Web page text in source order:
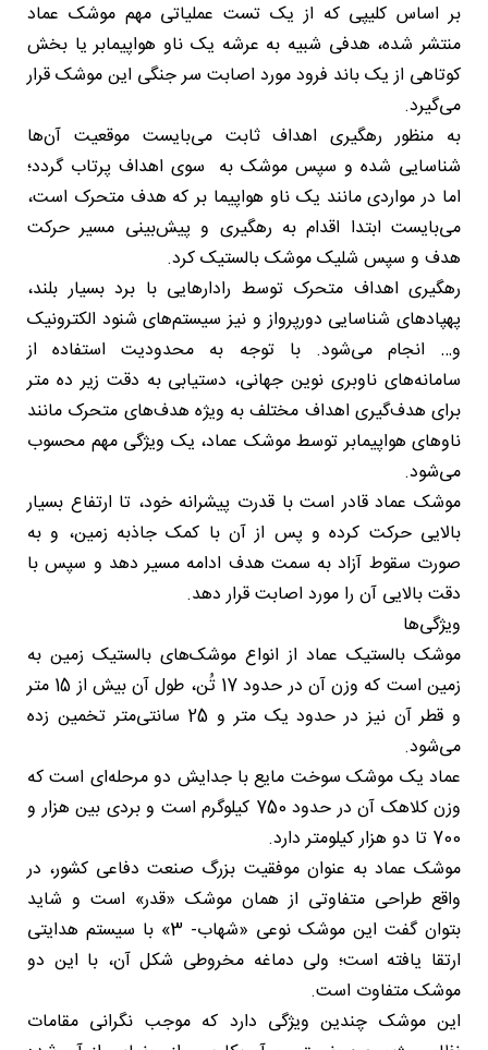
بر اساس کلیپی که از یک تست عملیاتی مهم موشک عماد
منتشر شده، هدفی شبیه به عرشه یک ناو هواپیمابر یا بخش
کوتاهی از یک باند فرود مورد اصابت سر جنگی این موشک قرار
می‌گیرد.
به منظور رهگیری اهداف ثابت می‌بایست موقعیت آن‌ها
شناسایی شده و سپس موشک به سوی اهداف پرتاب گردد؛
اما در مواردی مانند یک ناو هواپیما بر که هدف متحرک است،
می‌بایست ابتدا اقدام به رهگیری و پیش‌بینی مسیر حرکت
هدف و سپس شلیک موشک بالستیک کرد.
رهگیری اهداف متحرک توسط رادارهایی با برد بسیار بلند،
پهپادهای شناسایی دورپرواز و نیز سیستم‌های شنود الکترونیک
و… انجام می‌شود. با توجه به محدودیت استفاده از
سامانه‌های ناوبری نوین جهانی، دستیابی به دقت زیر ده متر
برای هدف‌گیری اهداف مختلف به ویژه هدف‌های متحرک مانند
ناوهای هواپیمابر توسط موشک عماد، یک ویژگی مهم محسوب
می‌شود.
موشک عماد قادر است با قدرت پیشرانه خود، تا ارتفاع بسیار
بالایی حرکت کرده و پس از آن با کمک جاذبه زمین، و به
صورت سقوط آزاد به سمت هدف ادامه مسیر دهد و سپس با
دقت بالایی آن را مورد اصابت قرار دهد.
ویژگی‌ها
موشک بالستیک عماد از انواع موشک‌های بالستیک زمین به
زمین است که وزن آن در حدود 17 تُن، طول آن بیش از 15 متر
و قطر آن نیز در حدود یک متر و 25 سانتی‌متر تخمین زده
می‌شود.
عماد یک موشک سوخت مایع با جدایش دو مرحله‌ای است که
وزن کلاهک آن در حدود 750 کیلوگرم است و بردی بین هزار و
700 تا دو هزار کیلومتر دارد.
موشک عماد به عنوان موفقیت بزرگ صنعت دفاعی کشور، در
واقع طراحی متفاوتی از همان موشک «قدر» است و شاید
بتوان گفت این موشک نوعی «شهاب- 3» با سیستم هدایتی
ارتقا یافته است؛ ولی دماغه مخروطی شکل آن، با این دو
موشک متفاوت است.
این موشک چندین ویژگی دارد که موجب نگرانی مقامات